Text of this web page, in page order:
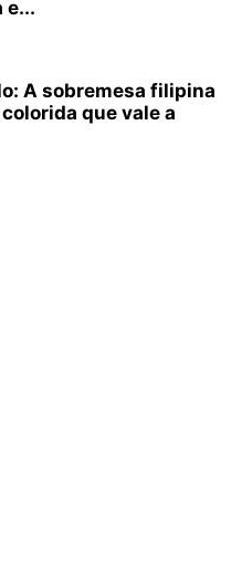
e...
A sobremesa filipina
que vale a